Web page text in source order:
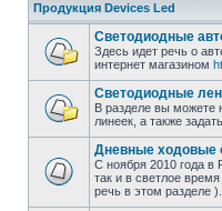
Продукция Devices Led
Светодиодные
Здесь идет речь о
интернет магазином
Светодиодные
В разделе вы можете
линеек, а также
Дневные ходовые
С ноября 2010 года в
так и в светлое
речь в этом разделе ).